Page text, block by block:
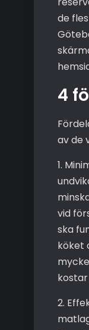
de
4
av de
1.
vid
ska
köket
2.